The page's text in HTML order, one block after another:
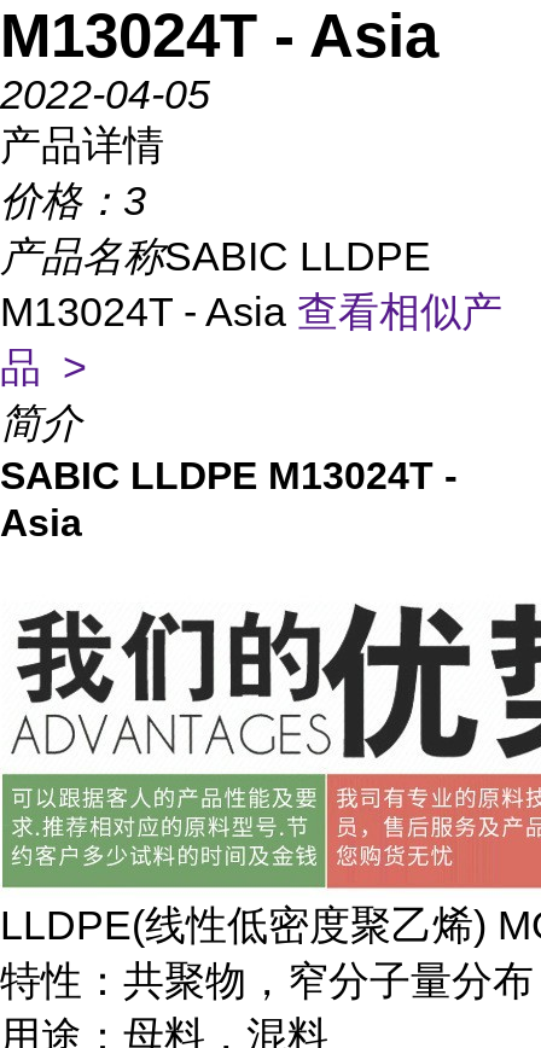
M13024T - Asia
2022-04-05
产品详情
价格： 3
产品名称SABIC LLDPE
M13024T - Asia 查看相似产
品 >
简介
SABIC LLDPE M13024T -
Asia
LLDPE(线性低密度聚乙烯)
特性：共聚物，窄分子量分
用途：母料，混料